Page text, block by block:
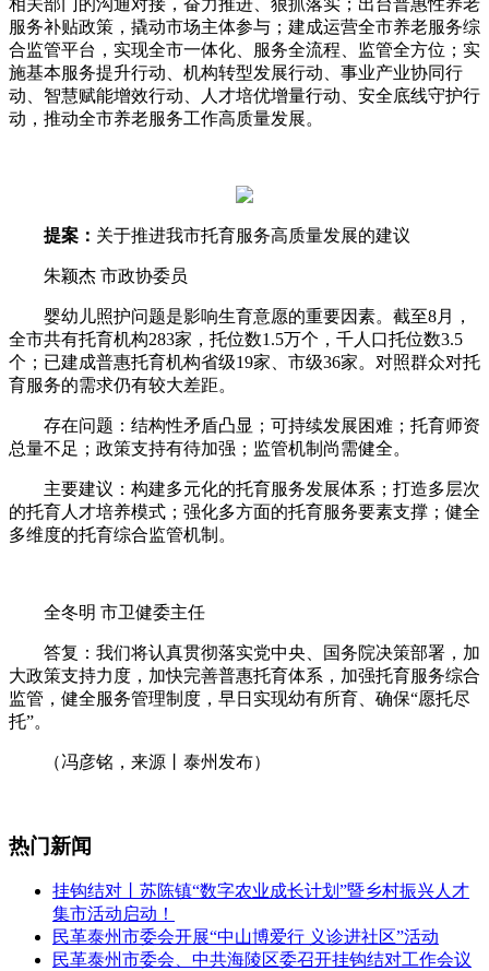
服务补贴政策，撬动市场主体参与；建成运营全市养老服务综
合监管平台，实现全市一体化、服务全流程、监管全方位；实
施基本服务提升行动、机构转型发展行动、事业产业协同行
动、智慧赋能增效行动、人才培优增量行动、安全底线守护行
动，推动全市养老服务工作高质量发展。
提案： 关于推进我市托育服务高质量发展的建议
朱颖杰 市政协委员
婴幼儿照护问题是影响生育意愿的重要因素。截至8月，
全市共有托育机构283家，托位数1.5万个，千人口托位数3.5
个；已建成普惠托育机构省级19家、市级36家。对照群众对托
育服务的需求仍有较大差距。
存在问题：结构性矛盾凸显；可持续发展困难；托育师资
总量不足；政策支持有待加强；监管机制尚需健全。
主要建议：构建多元化的托育服务发展体系；打造多层次
的托育人才培养模式；强化多方面的托育服务要素支撑；健全
多维度的托育综合监管机制。
全冬明 市卫健委主任
答复：我们将认真贯彻落实党中央、国务院决策部署，加
大政策支持力度，加快完善普惠托育体系，加强托育服务综合
监管，健全服务管理制度，早日实现幼有所育、确保“愿托尽
托”。
（冯彦铭，来源丨泰州发布）
热门新闻
挂钩结对丨苏陈镇“数字农业成长计划”暨乡村振兴人才
集市活动启动！
民革泰州市委会开展“中山博爱行 义诊进社区”活动
民革泰州市委会、中共海陵区委召开挂钩结对工作会议